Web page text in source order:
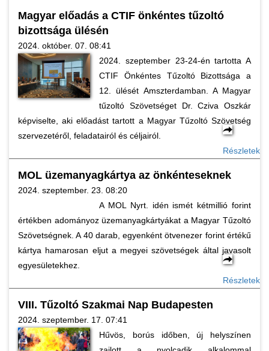
Magyar előadás a CTIF önkéntes tűzoltó
bizottsága ülésén
2024. október. 07. 08:41
2024. szeptember 23-24-én tartotta A
CTIF Önkéntes Tűzoltó Bizottsága a
12. ülését Amszterdamban. A Magyar
tűzoltó Szövetséget Dr. Cziva Oszkár
képviselte, aki előadást tartott a Magyar Tűzoltó Szövetség
szervezetéről, feladatairól és céljairól.
Részletek
MOL üzemanyagkártya az önkénteseknek
2024. szeptember. 23. 08:20
A MOL Nyrt. idén ismét kétmillió forint
értékben adományoz üzemanyagkártyákat a Magyar Tűzoltó
Szövetségnek. A 40 darab, egyenként ötvenezer forint értékű
kártya hamarosan eljut a megyei szövetségek által javasolt
egyesületekhez.
Részletek
VIII. Tűzoltó Szakmai Nap Budapesten
2024. szeptember. 17. 07:41
Hűvös, borús időben, új helyszínen